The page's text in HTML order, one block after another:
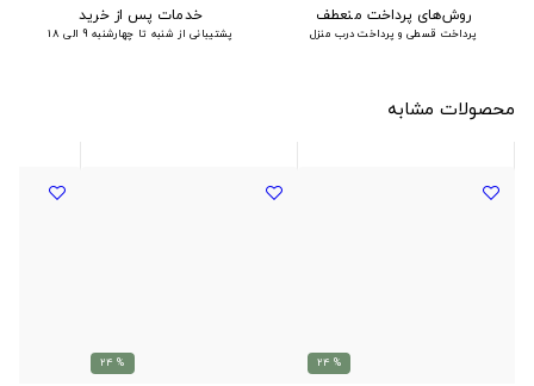
روش‌های پرداخت منعطف
پرداخت قسطی و پرداخت درب منزل
خدمات پس از خرید
پشتیبانی از شنبه تا چهارشنبه 9 الی 18
محصولات مشابه
% 24
% 24